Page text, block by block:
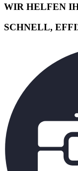
WIR HELFEN
SCHNELL,